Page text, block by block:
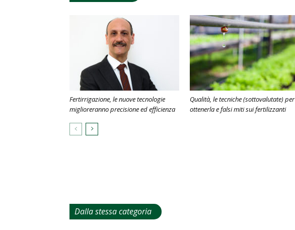
Fertirrigazione, le nuove tecnologie
miglioreranno precisione ed efficienza
Qualità, le tecniche (sottovalutate) per
ottenerla e falsi miti sui fertilizzanti
Dalla stessa categoria